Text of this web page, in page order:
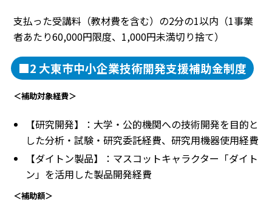
支払った受講料（教材費を含む）の2分の1以内（1事業
者あたり60,000円限度、1,000円未満切り捨て）
■2 大東市中小企業技術開発支援補助金制度
＜補助対象経費＞
【研究開発】：大学・公的機関への技術開発を目的と
した分析・試験・研究委託経費、研究用機器使用経費
【ダイトン製品】：マスコットキャラクター「ダイト
ン」を活用した製品開発経費
＜補助額＞